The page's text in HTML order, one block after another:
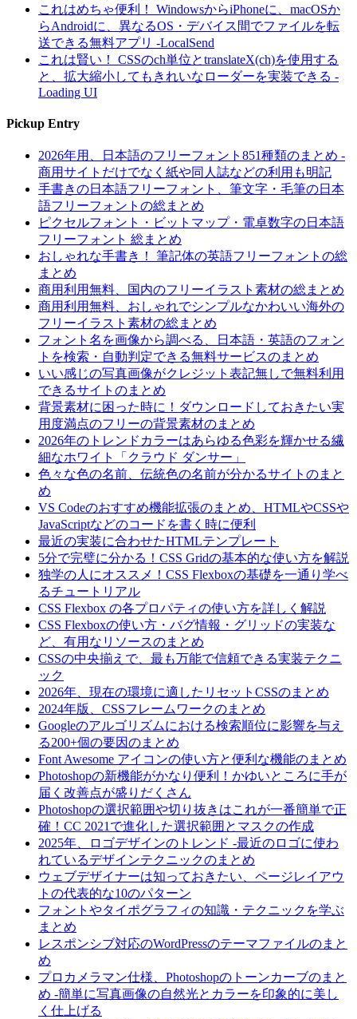
これはめちゃ便利！ WindowsからiPhoneに、macOSか
らAndroidに、異なるOS・デバイス間でファイルを転
送できる無料アプリ -LocalSend
これは賢い！ CSSのch単位とtranslateX(ch)を使用する
と、拡大縮小してもきれいなローダーを実装できる -
Loading UI
Pickup Entry
2026年用、日本語のフリーフォント851種類のまとめ -
商用サイトだけでなく紙や同人誌などの利用も明記
手書きの日本語フリーフォント、筆文字・毛筆の日本
語フリーフォントの総まとめ
ピクセルフォント・ビットマップ・電卓数字の日本語
フリーフォント 総まとめ
おしゃれな手書き！ 筆記体の英語フリーフォントの総
まとめ
商用利用無料、国内のフリーイラスト素材の総まとめ
商用利用無料、おしゃれでシンプルなかわいい海外の
フリーイラスト素材の総まとめ
フォント名を画像から調べる、日本語・英語のフォン
トを検索・自動判定できる無料サービスのまとめ
いい感じの写真画像がクレジット表記無しで無料利用
できるサイトのまとめ
背景素材に困った時に！ダウンロードしておきたい実
用度満点のフリーの背景素材のまとめ
2026年のトレンドカラーはあらゆる色彩を輝かせる繊
細なホワイト「クラウド ダンサー」
色々な色の名前、伝統色の名前が分かるサイトのまと
め
VS Codeのおすすめ機能拡張のまとめ、HTMLやCSSや
JavaScriptなどのコードを書く時に便利
最近の実装に合わせたHTMLテンプレート
5分で完璧に分かる！CSS Gridの基本的な使い方を解説
独学の人にオススメ！CSS Flexboxの基礎を一通り学べ
るチュートリアル
CSS Flexbox の各プロパティの使い方を詳しく解説
CSS Flexboxの使い方・バグ情報・グリッドの実装な
ど、有用なリソースのまとめ
CSSの中央揃えで、最も万能で信頼できる実装テクニ
ック
2026年、現在の環境に適したリセットCSSのまとめ
2024年版、CSSフレームワークのまとめ
Googleのアルゴリズムにおける検索順位に影響を与え
る200+個の要因のまとめ
Font Awesome アイコンの使い方と便利な機能のまとめ
Photoshopの新機能がかなり便利！かゆいところに手が
届く改善点が盛りだくさん
Photoshopの選択範囲や切り抜きはこれが一番簡単で正
確！CC 2021で進化した選択範囲とマスクの作成
2025年、ロゴデザインのトレンド -最近のロゴに使わ
れているデザインテクニックのまとめ
ウェブデザイナーは知っておきたい、ページレイアウ
トの代表的な10のパターン
フォントやタイポグラフィの知識・テクニックを学ぶ
まとめ
レスポンシブ対応のWordPressのテーマファイルのまと
め
プロカメラマン仕様、Photoshopのトーンカーブのまと
め -簡単に写真画像の自然光とカラーを印象的に美し
く仕上げる